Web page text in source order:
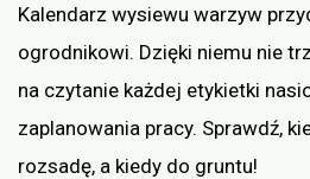
Kalendarz wysiewu warzyw
ogrodnikowi. Dzięki niemu nie
na czytanie każdej etykietki
zaplanowania pracy. Sprawdź,
rozsadę, a kiedy do gruntu!